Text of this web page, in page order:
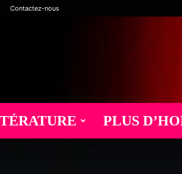
Contactez-nous
PLUS